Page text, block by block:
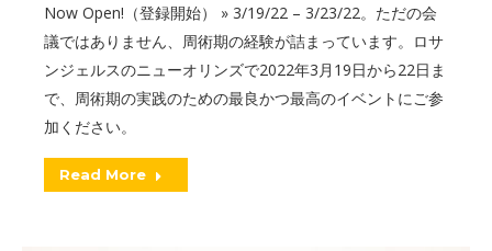
Now Open!（登録開始） » 3/19/22 – 3/23/22。ただの会
議ではありません、周術期の経験が詰まっています。ロサ
ンジェルスのニューオリンズで2022年3月19日から22日ま
で、周術期の実践のための最良かつ最高のイベントにご参
加ください。
Read More